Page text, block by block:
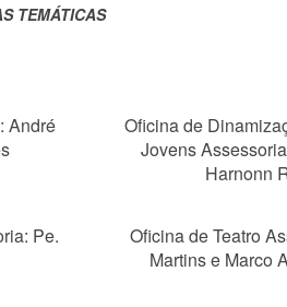
TEMÁTICAS
André
Oficina de
Jovens
Harnonn
Pe.
Oficina de Teatro
Martins e Marco